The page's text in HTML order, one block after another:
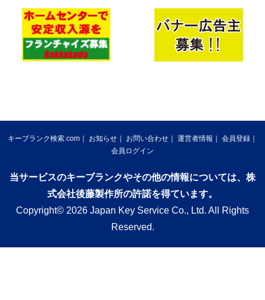
キーブランク検索.com お知らせ お問い合わせ 運営者情報
会員登録
会員ログイン
当サービスのキーブランクやその他の情報については、株
式会社後藤製作所の許諾を得ています。
Copyright© 2026 Japan Key Service Co., Ltd. All Rights
Reserved.